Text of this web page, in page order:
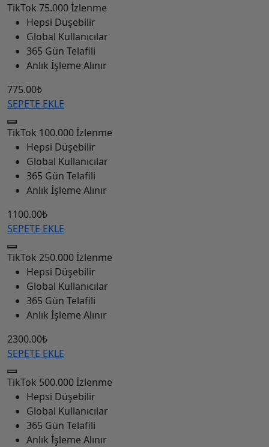
TikTok 75.000 İzlenme
Hepsi Düşebilir
Global Kullanıcılar
365 Gün Telafili
Anlık İşleme Alınır
775.00₺
SEPETE EKLE
TikTok 100.000 İzlenme
Hepsi Düşebilir
Global Kullanıcılar
365 Gün Telafili
Anlık İşleme Alınır
1100.00₺
SEPETE EKLE
TikTok 250.000 İzlenme
Hepsi Düşebilir
Global Kullanıcılar
365 Gün Telafili
Anlık İşleme Alınır
2300.00₺
SEPETE EKLE
TikTok 500.000 İzlenme
Hepsi Düşebilir
Global Kullanıcılar
365 Gün Telafili
Anlık İşleme Alınır